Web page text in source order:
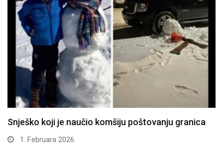
Snješko koji je naučio komšiju poštovanju granica
1. Februara 2026.